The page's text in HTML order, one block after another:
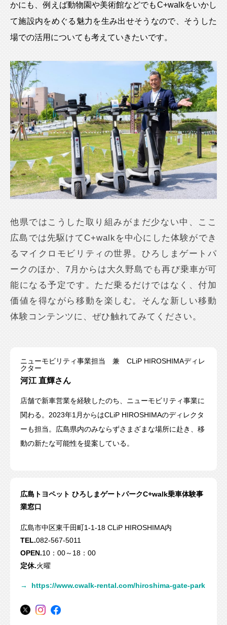
かにも、例えば動物園や美術館などでもC+walkをいかし
て施設内をめぐる魅力を生み出せそうなので、そうした
場での活用についても考えていきたいです。
他県ではこうした取り組みがまだ少ない中、ここ
広島では先駆けてC+walkを中心にした体験ができ
るマイクロモビリティの世界。ひろしまゲートパ
ークのほか、7月からは大久野島でも再び乗車が可
能になる予定です。ただ乗るだけではなく、付加
価値を得ながら移動を楽しむ。そんな新しい移動
体験コンテンツに、ぜひ触れてみてください。
ニューモビリティ事業担当 兼 CLiP HIROSHIMAディレ
クター
河江 直輝さん
店舗で新車営業を経験したのち、ニューモビリティ事業に
関わる。2023年1月からはCLiP HIROSHIMAのディレクタ
ーも担当。広島県内のみならずさまざまな場所に赴き、移
動の新たな可能性を提案している。
広島トヨペット ひろしまゲートパークC+walk乗車体験事
業窓口
広島市中区東千田町1-1-18 CLiP HIROSHIMA内
TEL.082-567-5011
OPEN.10：00～18：00
定休.火曜
→ https://www.cwalk-rental.com/hiroshima-gate-park